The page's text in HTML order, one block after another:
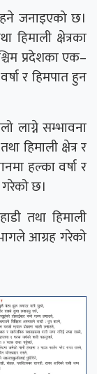
जनाइएको छ।
हिमाली क्षेत्रका
प्रदेशका एक–
र हिमपात हुन
लाग्ने सम्भावना
हिमाली क्षेत्र र
हल्का वर्षा र
छ।
तथा हिमाली
आग्रह गरेको